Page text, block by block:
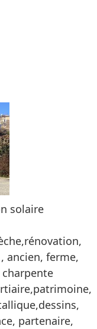
solaire
ancien, ferme,
partenaire,